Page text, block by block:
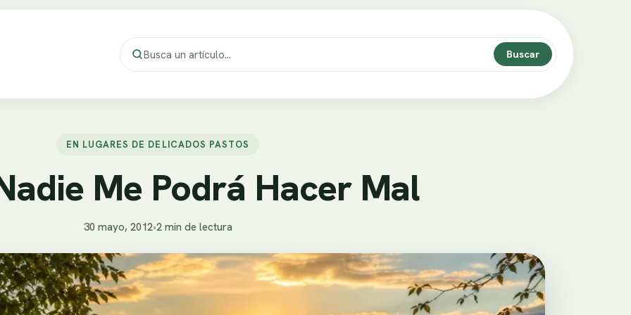
Buscar
EN LUGARES DE DELICADOS PASTOS
Me Podrá Hacer Mal
30 mayo, 2012•2 min de lectura